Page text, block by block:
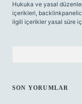
Hukuka ve yasal
içerikleri,
ilgili içerikler yasal süre
SON YORUMLAR